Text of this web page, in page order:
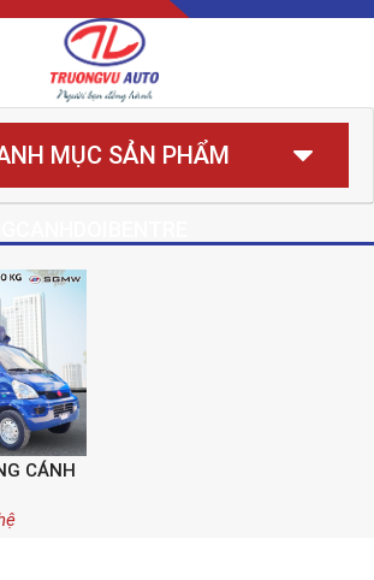
MỤC SẢN PHẨM
CÁNH